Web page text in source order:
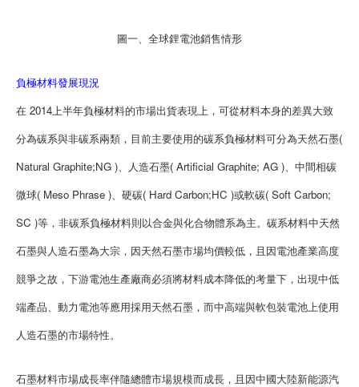
圖一、全球鋰電池銷售情形
負極材料發展現況
在 2014上半年負極材料的市場出貨表現上，可從材料本身的差異大致
分為碳系與非碳系兩類，目前主要使用的碳系負極材料可分為天然石墨(
Natural Graphite;NG )、人造石墨( Artificial Graphite; AG )、中間相碳
微球( Meso Phrase )、硬碳( Hard Carbon;HC )或軟碳( Soft Carbon;
SC )等，非碳系負極材料則以合金與化合物體系為主。碳系材料中天然
石墨與人造石墨為大宗，因天然石墨市場均價較低，且因電池產業高度
競爭之故，下游電池生產廠商必須將材料成本降低的考量下，出現中低
端產品、動力電池等應用採用天然石墨，而中高端與軟包裝電池上使用
人造石墨的市場特性。
石墨材料市場成長率伴隨總體市場規模而成長，且因中國大陸新能源汽